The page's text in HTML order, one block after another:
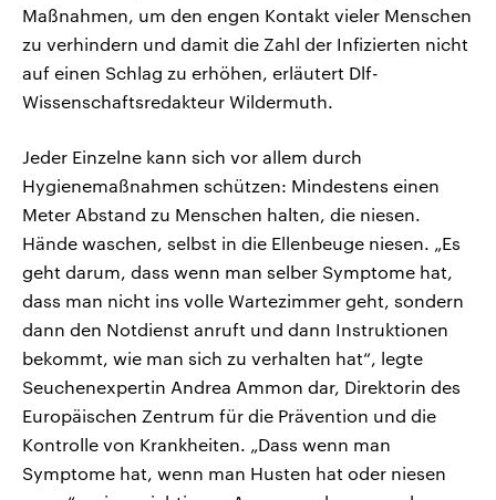
Maßnahmen, um den engen Kontakt vieler Menschen
zu verhindern und damit die Zahl der Infizierten nicht
auf einen Schlag zu erhöhen, erläutert Dlf-
Wissenschaftsredakteur Wildermuth.
Jeder Einzelne kann sich vor allem durch
Hygienemaßnahmen schützen: Mindestens einen
Meter Abstand zu Menschen halten, die niesen.
Hände waschen, selbst in die Ellenbeuge niesen. „Es
geht darum, dass wenn man selber Symptome hat,
dass man nicht ins volle Wartezimmer geht, sondern
dann den Notdienst anruft und dann Instruktionen
bekommt, wie man sich zu verhalten hat“, legte
Seuchenexpertin Andrea Ammon dar, Direktorin des
Europäischen Zentrum für die Prävention und die
Kontrolle von Krankheiten. „Dass wenn man
Symptome hat, wenn man Husten hat oder niesen